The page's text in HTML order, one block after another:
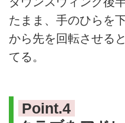
たまま、手のひらを
から先を回転させる
てる。
Point.4